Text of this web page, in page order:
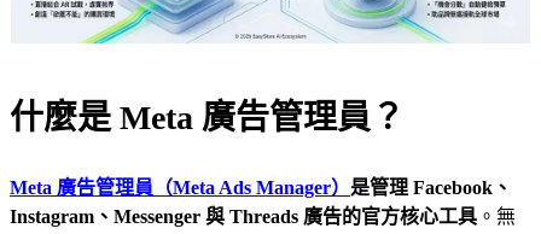
什麼是 Meta 廣告管理員？
Meta 廣告管理員（Meta Ads Manager） 是管理 Facebook、
Instagram、Messenger 與 Threads 廣告的官方核心工具 。無